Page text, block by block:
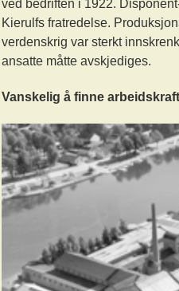
ved bedriften i 1922.
Kierulfs fratredelse.
verdenskrig var sterkt
ansatte måtte avskjediges.
Vanskelig å finne arbeidskraft